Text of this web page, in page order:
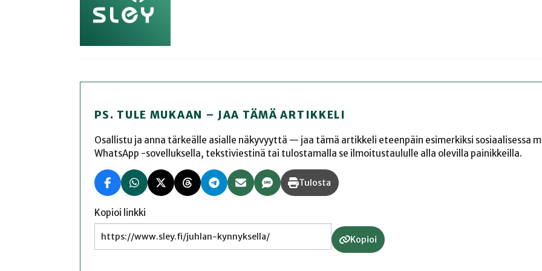
PS. TULE MUKAAN – JAA TÄMÄ ARTIKKELI
Osallistu ja anna tärkeälle asialle näkyvyyttä — jaa tämä artikkeli eteenpäin esimerkiksi sosiaalisessa
WhatsApp -sovelluksella, tekstiviestinä tai tulostamalla se ilmoitustaululle alla olevilla painikkeilla.
Tulosta
Kopioi linkki
Kopioi